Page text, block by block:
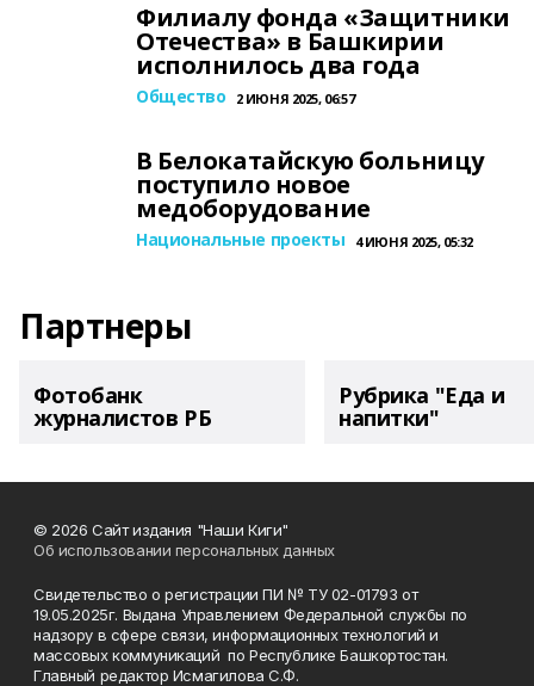
Филиалу фонда «Защитники
Отечества» в Башкирии
исполнилось два года
Общество 2 ИЮНЯ 2025, 06:57
В Белокатайскую больницу
поступило новое
медоборудование
Национальные проекты 4 ИЮНЯ 2025, 05:32
Партнеры
Фотобанк
журналистов РБ
Рубрика "Еда и
напитки"
© 2026 Сайт издания "Наши Киги"
Об использовании персональных данных
Свидетельство о регистрации ПИ № ТУ 02-01793 от
19.05.2025г. Выдана Управлением Федеральной службы по
надзору в сфере связи, информационных технологий и
массовых коммуникаций по Республике Башкортостан.
Главный редактор Исмагилова С.Ф.